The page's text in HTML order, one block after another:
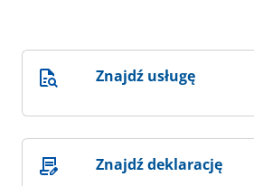
Znajdź usługę
Znajdź deklarację